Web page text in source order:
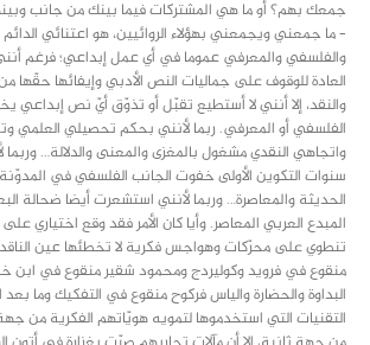
جمعك بهم؟ أو ما هي المشتركات فيما بينك من جانب
– ما جمعني ويجمعني بهؤلاء الروائيين، هو اعتنائي الدائم
والفلسفي والمعرفي عموما في أي عمل إبداعي؛ فرغم
العادة للوقوف على جماليات النص الأدبي وإيفائها حقّها
والنقد، إلا أنني لا أستطيع تقبّل أو تذوّق أيّ نص إبداعي
الفلسفي أو المعرفي. ربما لأنني بحكم تحصيلي العلمي
واتجاهي النقدي مشغول بالمغزى والمعنى والدلالة…
سنوات التكوين الأولى خفوت الجانب الفلسفي في المدوّنة
الحديثة والمعاصرة… وربما لأنني استشعرت أيضا ضحالة
المبدع العربي المعاصر. وأيا كان الأمر فقد وقع اختياري على
تنطوي على محرّكات وهواجس فكرية لا تخطئها عين الناقد
منقوع في فرويد وكوليردج ومحمود شقير منقوع في ابن
البداوة والحضارة والياس فركوح منقوع في التفكيك وما
التقنيات التي استخدموها لتمويه هويّاتهم الفكرية من